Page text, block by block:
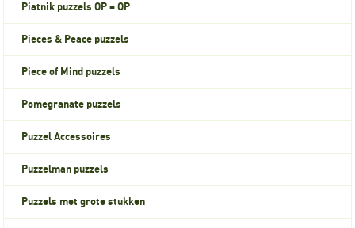
Piatnik puzzels OP = OP
Pieces & Peace puzzels
Piece of Mind puzzels
Pomegranate puzzels
Puzzel Accessoires
Puzzelman puzzels
Puzzels met grote stukken